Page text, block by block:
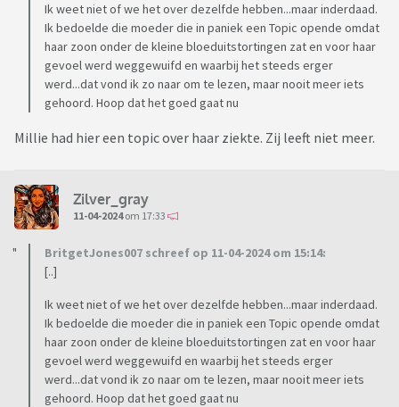
Ik weet niet of we het over dezelfde hebben...maar inderdaad.
Ik bedoelde die moeder die in paniek een Topic opende omdat
haar zoon onder de kleine bloeduitstortingen zat en voor haar
gevoel werd weggewuifd en waarbij het steeds erger
werd...dat vond ik zo naar om te lezen, maar nooit meer iets
gehoord. Hoop dat het goed gaat nu
Millie had hier een topic over haar ziekte. Zij leeft niet meer.
Zilver_gray
11-04-2024om 17:33
BritgetJones007 schreef op 11-04-2024 om 15:14:
[..]
Ik weet niet of we het over dezelfde hebben...maar inderdaad.
Ik bedoelde die moeder die in paniek een Topic opende omdat
haar zoon onder de kleine bloeduitstortingen zat en voor haar
gevoel werd weggewuifd en waarbij het steeds erger
werd...dat vond ik zo naar om te lezen, maar nooit meer iets
gehoord. Hoop dat het goed gaat nu